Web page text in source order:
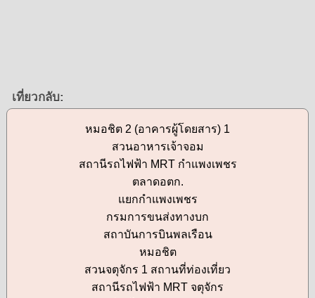
เที่ยวกลับ:
หมอชิต 2 (อาคารผู้โดยสาร) 1
สวนอาหารเจ้าจอม
สถานีรถไฟฟ้า MRT กำแพงเพชร
ตลาดอตก.
แยกกำแพงเพชร
กรมการขนส่งทางบก
สถาบันการบินพลเรือน
หมอชิต
สวนจตุจักร 1 สถานที่ท่องเที่ยว
สถานีรถไฟฟ้า MRT จตุจักร